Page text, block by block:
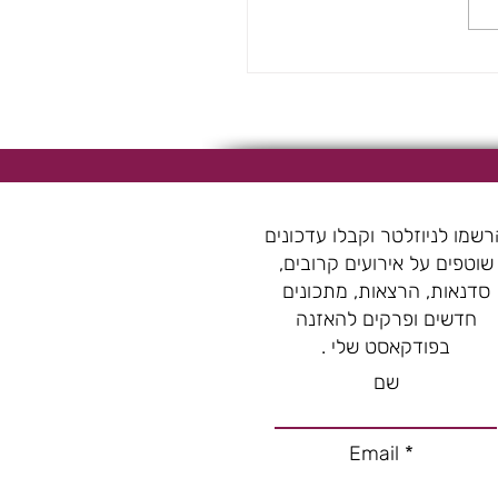
לניוזלטר וקבלו עדכונים
שוטפים על אירועים קרובים,
סדנאות, הרצאות, מתכונים
חדשים ופרקים להאזנה
בפודקאסט שלי .
שם
Email